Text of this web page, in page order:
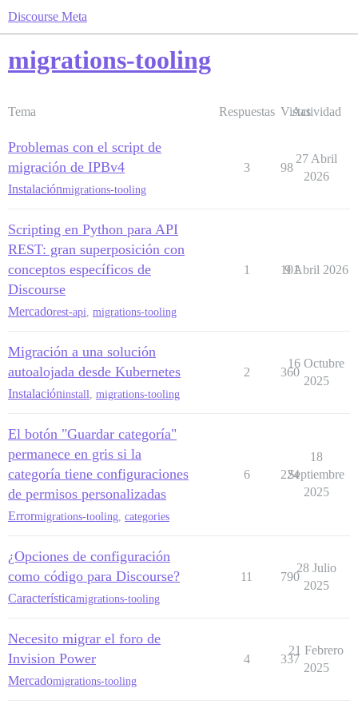
Discourse Meta
migrations-tooling
Tema Respuestas Vistas
Actividad
Problemas con el script de
migración de IPBv4
Instalaciónmigrations-tooling
3 98
27 Abril
2026
Scripting en Python para API
REST: gran superposición con
conceptos específicos de
Discourse
Mercadorest-api migrations-tooling
1 101
9 Abril 2026
Migración a una solución
autoalojada desde Kubernetes
Instalacióninstall migrations-tooling
2 360
16 Octubre
2025
El botón "Guardar categoría"
permanece en gris si la
categoría tiene configuraciones
de permisos personalizadas
Errormigrations-tooling categories
6 224
18
Septiembre
2025
¿Opciones de configuración
como código para Discourse?
Característicamigrations-tooling
11 790
28 Julio
2025
Necesito migrar el foro de
Invision Power
Mercadomigrations-tooling
4 337
21 Febrero
2025